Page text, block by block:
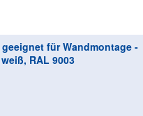
für Wandmontage -
RAL 9003